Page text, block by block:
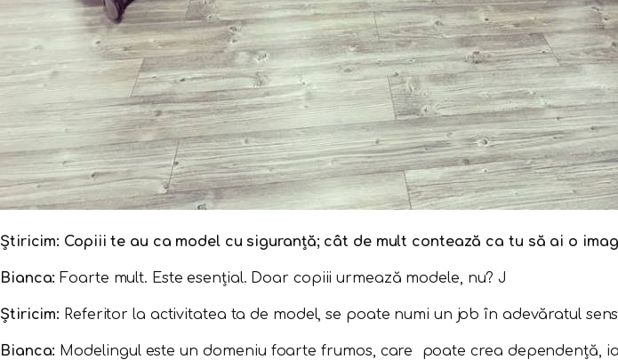
Știricim: Copiii te au ca model cu siguranță; cât de mult contează ca tu să ai o
Bianca: Foarte mult. Este esențial. Doar copiii urmează modele, nu? J
Știricim: Referitor la activitatea ta de model, se poate numi un job în adevăratul
Bianca: Modelingul este un domeniu foarte frumos, care poate crea dependență,